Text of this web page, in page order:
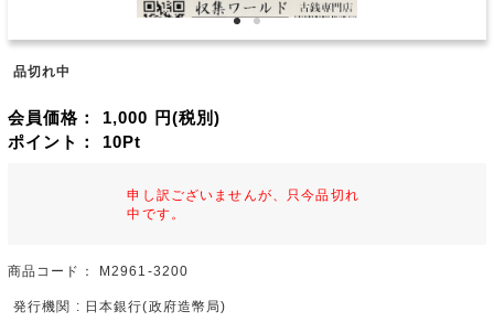
品切れ中
会員価格： 1,000 円(税別)
ポイント： 10Pt
申し訳ございませんが、只今品切れ
中です。
商品コード： M2961-3200
発行機関 : 日本銀行(政府造幣局)